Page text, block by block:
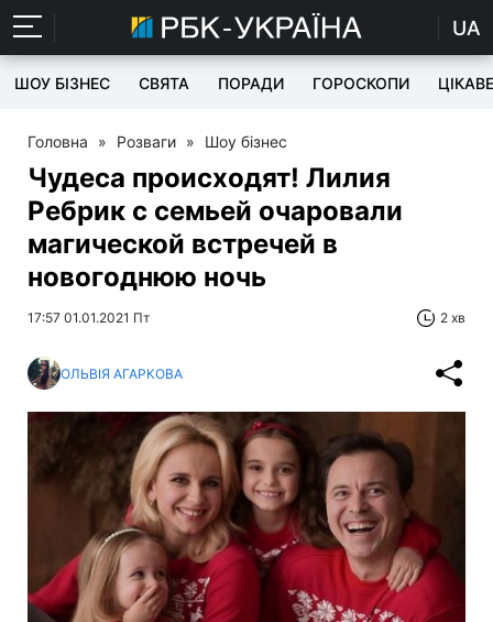
UA
ШОУ БІЗНЕС СВЯТА ПОРАДИ ГОРОСКОПИ ЦІКАВЕ
Головна » Розваги » Шоу бізнес
Чудеса происходят! Лилия
Ребрик с семьей очаровали
магической встречей в
новогоднюю ночь
17:57 01.01.2021 Пт 2 хв
ОЛЬВІЯ АГАРКОВА